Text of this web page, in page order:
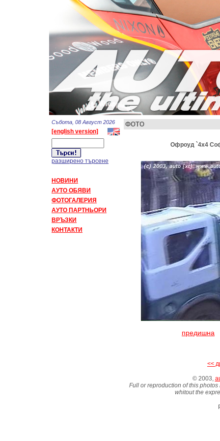
Събота, 08 Август 2026
[english version]
разширено търсене
НОВИНИ
АУТО ОБЯВИ
ФОТОГАЛЕРИЯ
АУТО ПАРТНЬОРИ
ВРЪЗКИ
КОНТАКТИ
ФОТО
Офроуд `4x4
предишна
<<
© 2003,
Full or reproduction of this
whitout the